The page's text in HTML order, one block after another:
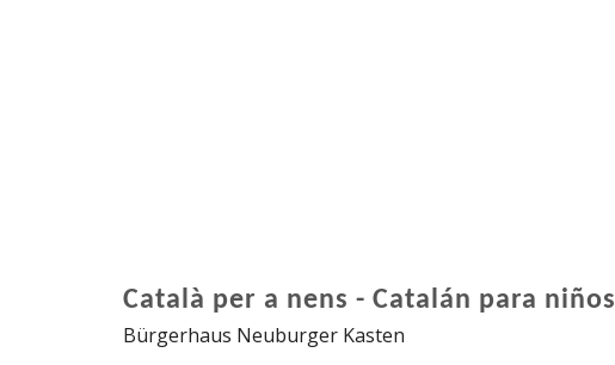
Català per a nens - Catalán para niños
Bürgerhaus Neuburger Kasten